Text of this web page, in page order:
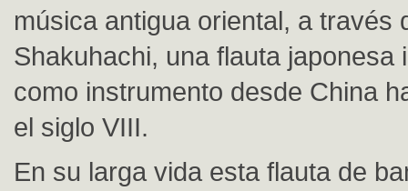
música antigua oriental, a través
Shakuhachi, una flauta japonesa
como instrumento desde China
el siglo VIII.
En su larga vida esta flauta de